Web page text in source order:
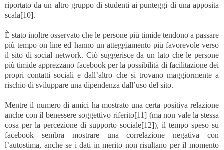
riportato da un altro gruppo di studenti ai punteggi di una apposita
scala[10].
È stato inoltre osservato che le persone più timide tendono a passare
più tempo on line ed hanno un atteggiamento più favorevole verso
il sito di social network. Ciò suggerisce da un lato che le persone
più timide apprezzano facebook per la possibilità di facilitazione dei
propri contatti sociali e dall’altro che si trovano maggiormente a
rischio di sviluppare una dipendenza dall’uso del sito.
Mentre il numero di amici ha mostrato una certa positiva relazione
anche con il benessere soggettivo riferito[11] (ma non vale la stessa
cosa per la percezione di supporto sociale[12]), il tempo speso su
facebook sembra mostrare una correlazione negativa con
l’autostima, anche se i dati in merito non risultano per il momento